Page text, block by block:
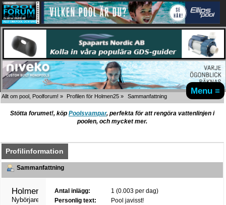
Menu ≡
Allt om pool, Poolforum! » Profilen för Holmen25 » Sammanfattning
Stötta forumet!, köp Poolsvampar, perfekta för att rengöra vattenlinjen i
poolen, och mycket mer.
Profilinformation
Sammanfattning
Nybörjare
Antal inlägg:
1 (0.003 per dag)
Personlig text:
Pool javisst!